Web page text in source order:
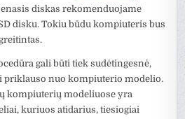
diskas rekomenduojame
disku. Tokiu būdu kompiuteris bus
gali būti tiek sudėtingesnė,
priklauso nuo kompiuterio modelio.
kompiuterių modeliuose yra
kuriuos atidarius, tiesiogiai